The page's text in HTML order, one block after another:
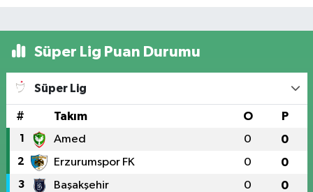
Süper Lig Puan Durumu
Süper Lig
# Takım O P
1 Amed 0 0
2 Erzurumspor FK 0 0
3 Başakşehir 0 0